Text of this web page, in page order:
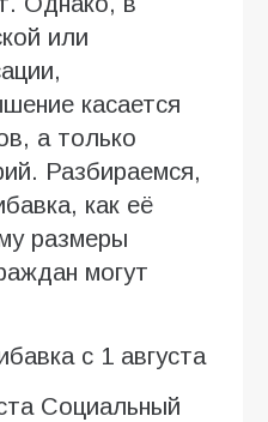
или
касается
а только
Разбираемся,
как её
размеры
могут
с 1 августа
Социальный